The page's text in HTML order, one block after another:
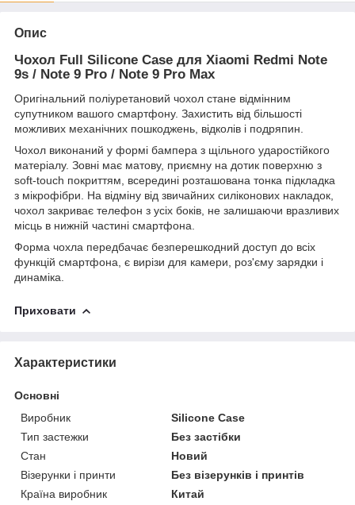
Опис
Чохол Full Silicone Case для Xiaomi Redmi Note
9s / Note 9 Pro / Note 9 Pro Max
Оригінальний поліуретановий чохол стане відмінним
супутником вашого смартфону. Захистить від більшості
можливих механічних пошкоджень, відколів і подряпин.
Чохол виконаний у формі бампера з щільного ударостійкого
матеріалу. Зовні має матову, приємну на дотик поверхню з
soft-touch покриттям, всередині розташована тонка підкладка
з мікрофібри. На відміну від звичайних силіконових накладок,
чохол закриває телефон з усіх боків, не залишаючи вразливих
місць в нижній частині смартфона.
Форма чохла передбачає безперешкодний доступ до всіх
функцій смартфона, є вирізи для камери, роз'єму зарядки і
динаміка.
Приховати
Характеристики
Основні
Виробник
Silicone Case
Тип застежки
Без застібки
Стан
Новий
Візерунки і принти
Без візерунків і принтів
Країна виробник
Китай